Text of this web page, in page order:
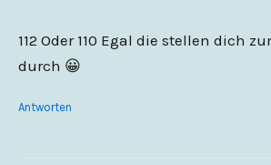
112 Oder 110 Egal die stellen dich
durch 😀
Antworten